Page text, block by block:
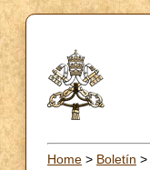
Home > Boletín >